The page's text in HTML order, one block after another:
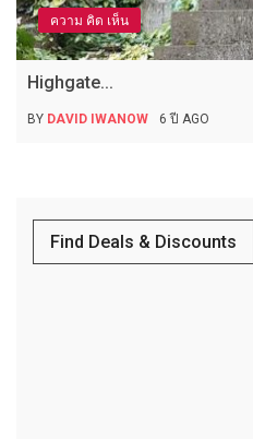
ความ คิด เห็น
Highgate...
BY DAVID IWANOW 6 ปี AGO
Find Deals & Discounts